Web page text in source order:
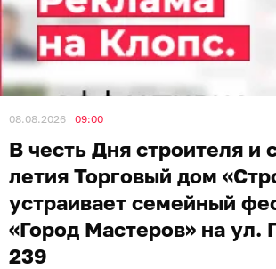
08.08.2026 09:00
В честь Дня строителя и
летия Торговый дом
устраивает семейный
«Город Мастеров» на ул.
239